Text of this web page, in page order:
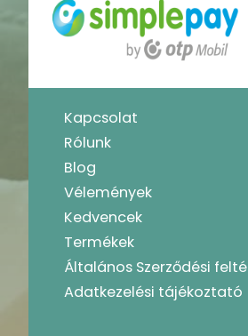
Kapcsolat
Rólunk
Blog
Vélemények
Kedvencek
Termékek
Általános Szerződési
Adatkezelési tájékoztató